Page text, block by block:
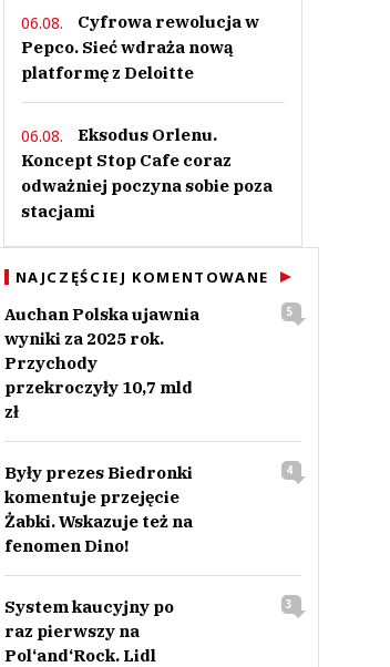
06.08.
Cyfrowa rewolucja w
Pepco. Sieć wdraża nową
platformę z Deloitte
06.08.
Eksodus Orlenu.
Koncept Stop Cafe coraz
odważniej poczyna sobie poza
stacjami
NAJCZĘŚCIEJ KOMENTOWANE
Auchan Polska ujawnia
wyniki za 2025 rok.
Przychody
przekroczyły 10,7 mld
zł
5
Były prezes Biedronki
komentuje przejęcie
Żabki. Wskazuje też na
fenomen Dino!
4
System kaucyjny po
raz pierwszy na
Pol‘and‘Rock. Lidl
3